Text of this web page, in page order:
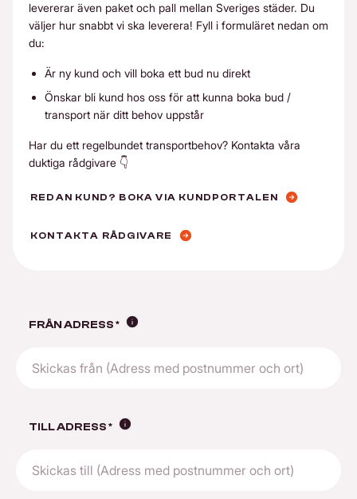
levererar även paket och pall mellan Sveriges städer. Du
väljer hur snabbt vi ska leverera! Fyll i formuläret nedan om
du:
Är ny kund och vill boka ett bud nu direkt
Önskar bli kund hos oss för att kunna boka bud /
transport när ditt behov uppstår
Har du ett regelbundet transportbehov? Kontakta våra
duktiga rådgivare 👇
REDAN KUND? BOKA VIA KUNDPORTALEN
KONTAKTA RÅDGIVARE
FRÅN ADRESS* Visa info
TILL ADRESS* Visa info